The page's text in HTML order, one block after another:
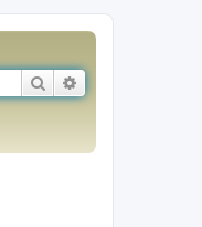
Search